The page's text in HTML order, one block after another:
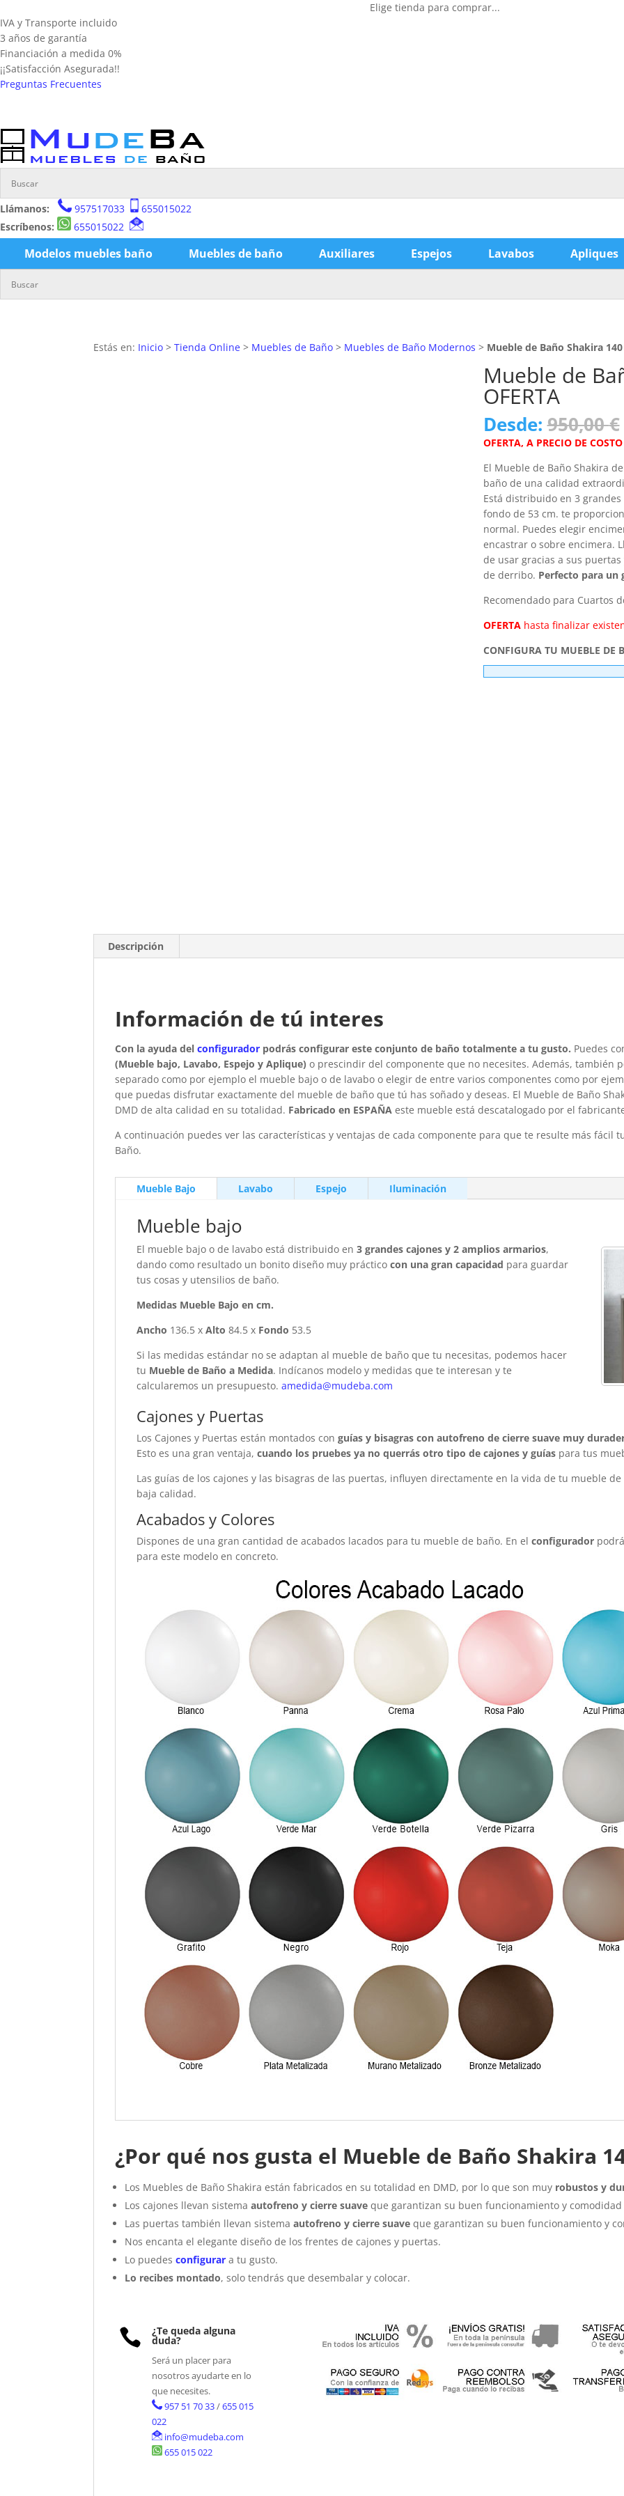
Elige tienda para comprar...
IVA y Transporte incluido
3 años de garantía
Financiación a medida 0%
¡¡Satisfacción Asegurada!!
Preguntas Frecuentes
Llámanos: 957517033
655015022
Escríbenos:
655015022
Modelos muebles baño Muebles de baño Auxiliares Espejos Lavabos Apliques
Estás en: Inicio >Tienda Online > Muebles de Baño > Muebles de Baño Modernos > Mueble de Baño Shakira 140
Mueble de
OFERTA
Desde:950,00€
OFERTA, A PRECIO DE COSTO
El Mueble de Baño Shakira
baño de una calidad
Está distribuido en 3
fondo de 53 cm. te
normal. Puedes elegir
encastrar o sobre encimera.
de usar gracias a sus
de derribo. Perfecto para un
Recomendado para Cuartos
OFERTAhasta finalizar
CONFIGURA TU MUEBLE DE
Descripción
Información de tú interes
Con la ayuda delconfigurador podrás configurar este conjunto de baño totalmente a tu gusto. Puedes
(Mueble bajo, Lavabo, Espejo y Aplique) o prescindir del componente que no necesites. Además, también
separado como por ejemplo el mueble bajo o de lavabo o elegir de entre varios componentes como por
que puedas disfrutar exactamente del mueble de baño que tú has soñado y deseas. El Mueble de Baño
DMD de alta calidad en su totalidad. Fabricado en ESPAÑAeste mueble está descatalogado por el
A continuación puedes ver las características y ventajas de cada componente para que te resulte más fácil
Baño.
Mueble Bajo Lavabo Espejo Iluminación
Mueble bajo
El mueble bajo o de lavabo está distribuido en3 grandes cajones y 2 amplios armarios,
dando como resultado un bonito diseño muy prácticocon una gran capacidad para guardar
tus cosas y utensilios de baño.
Medidas Mueble Bajo en cm.
Ancho 136.5 xAlto 84.5 x Fondo 53.5
Si las medidas estándar no se adaptan al mueble de baño que tu necesitas, podemos hacer
tu Mueble de Baño a Medida. Indícanos modelo y medidas que te interesan y te
calcularemos un presupuesto.amedida@mudeba.com
Cajones y Puertas
Los Cajones y Puertas están montados conguías y bisagras con autofreno de cierre suave muy
Esto es una gran ventaja,cuando los pruebes ya no querrás otro tipo de cajones y guías para tus
Las guías de los cajones y las bisagras de las puertas, influyen directamente en la vida de tu mueble
baja calidad.
Acabados y Colores
Dispones de una gran cantidad de acabados lacados para tu mueble de baño. En elconfigurador
para este modelo en concreto.
¿Por qué nos gusta el Mueble de Baño Shakira
Los Muebles de Baño Shakira están fabricados en su totalidad en DMD, por lo que son muy robustos y
Los cajones llevan sistema autofreno y cierre suave que garantizan su buen funcionamiento y comodidad
Las puertas también llevan sistema autofreno y cierre suave que garantizan su buen funcionamiento y
Nos encanta el elegante diseño de los frentes de cajones y puertas.
Lo puedesconfigurar a tu gusto.
Lo recibes montado, solo tendrás que desembalar y colocar.
 ¿Te queda alguna
duda?
Será un placer para
nosotros ayudarte en lo
que necesites.
957 51 70 33/655 015
022
info@mudeba.com
655 015 022